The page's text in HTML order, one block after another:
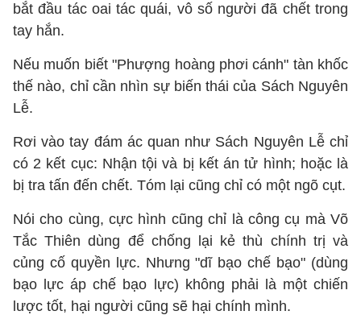
bắt đầu tác oai tác quái, vô số người đã chết trong
tay hắn.
Nếu muốn biết "Phượng hoàng phơi cánh" tàn khốc
thế nào, chỉ cần nhìn sự biến thái của Sách Nguyên
Lễ.
Rơi vào tay đám ác quan như Sách Nguyên Lễ chỉ
có 2 kết cục: Nhận tội và bị kết án tử hình; hoặc là
bị tra tấn đến chết. Tóm lại cũng chỉ có một ngõ cụt.
Nói cho cùng, cực hình cũng chỉ là công cụ mà Võ
Tắc Thiên dùng để chống lại kẻ thù chính trị và
củng cố quyền lực. Nhưng "dĩ bạo chế bạo" (dùng
bạo lực áp chế bạo lực) không phải là một chiến
lược tốt, hại người cũng sẽ hại chính mình.